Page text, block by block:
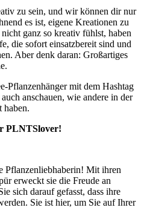
zu sein, und wir können dir nur
es ist, eigene Kreationen zu
ganz so kreativ fühlst, haben
die sofort einsatzbereit sind und
Aber denk daran: Großartiges
Pflanzenhänger mit dem Hashtag
anschauen, wie andere in der
haben.
PLNTSlover!
Pflanzenliebhaberin! Mit ihren
erweckt sie die Freude an
sich darauf gefasst, dass ihre
Sie ist hier, um Sie auf Ihrer